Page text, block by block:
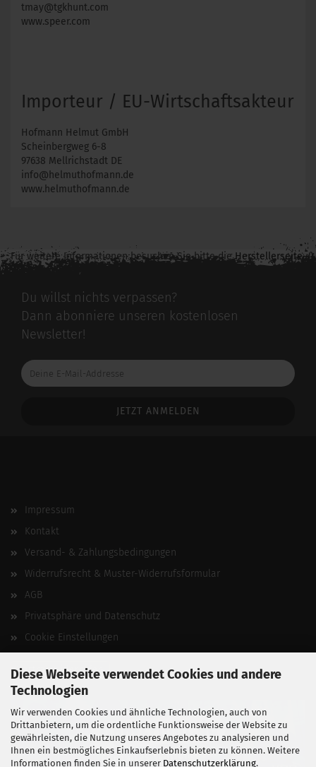
Diese Webseite verwendet Cookies und andere
Technologien
Wir verwenden Cookies und ähnliche Technologien, auch von
Drittanbietern, um die ordentliche Funktionsweise der Website zu
gewährleisten, die Nutzung unseres Angebotes zu analysieren und
Ihnen ein bestmögliches Einkaufserlebnis bieten zu können. Weitere
Informationen finden Sie in unserer Datenschutzerklärung.
tmay@tgkhunt.com
www.speer.com
Importeur / EU-Wirtschaftsakteur
Hofmann Helmut GmbH
Scheinbergweg 6-8
97638 Mellrichstadt DE
info@helmuthofmann.de
www.helmuthofmann.de
Für weitere Informationen besuchen Sie bitte dieHerstellerseite
zu diesem Artikel.
Du willst nichts verpassen?
Dann abonniere unseren kostenlosen
Newsletter!
Deine
E-
Impressum
Kontakt
Versand- & Zahlungsbedingungen
Widerrufsrecht & Muster-Widerrufsformular
AGB
Privatsphäre und Datenschutz
Cookie Einstellungen
Vertrag widerrufen